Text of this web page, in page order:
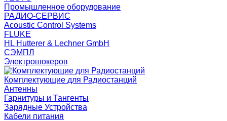
Промышленное оборудование
РАДИО-СЕРВИС
Acoustic Control Systems
FLUKE
HL Hutterer & Lechner GmbH
СЭМПЛ
Электрошокеров
Комплектующие для Радиостанций
Антенны
Гарнитуры и Тангенты
Зарядные Устройства
Кабели питания